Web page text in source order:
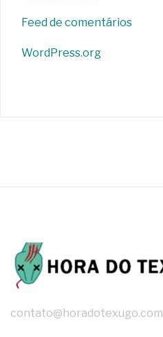
Feed de comentários
WordPress.org
contato@horadotexugo.com